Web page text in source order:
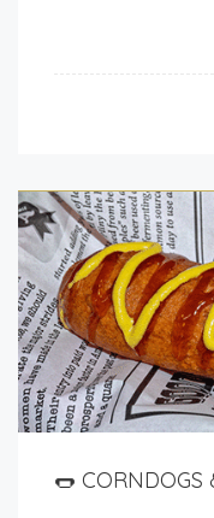
🌭 CORNDOGS